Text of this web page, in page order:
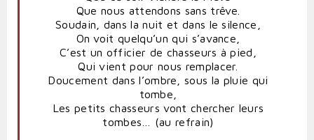
Que nous attendons sans trêve.
Soudain, dans la nuit et dans le silence,
On voit quelqu’un qui s’avance,
C’est un officier de chasseurs à pied,
Qui vient pour nous remplacer.
Doucement dans l’ombre, sous la pluie qui
tombe,
Les petits chasseurs vont chercher leurs
tombes… (au refrain)